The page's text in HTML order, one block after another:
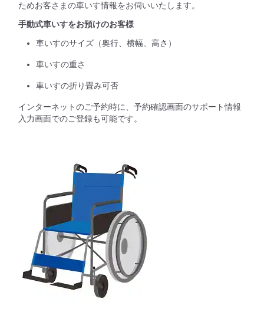
ためお客さまの車いす情報をお伺いいたします。
手動式車いすをお預けのお客様
車いすのサイズ（奥行、横幅、高さ）
車いすの重さ
車いすの折り畳み可否
インターネットのご予約時に、予約確認画面のサポート情報
入力画面でのご登録も可能です。